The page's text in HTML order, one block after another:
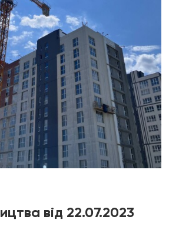
від 22.07.2023